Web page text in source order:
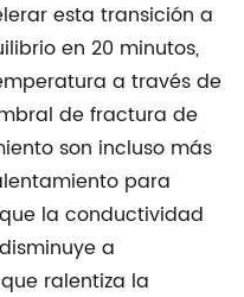
esta transición a
en 20 minutos,
a través de
de fractura de
son incluso más
para
la conductividad
a
ralentiza la